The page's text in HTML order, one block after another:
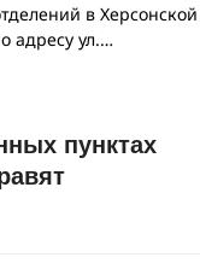
в Херсонской
адресу ул.…
пунктах